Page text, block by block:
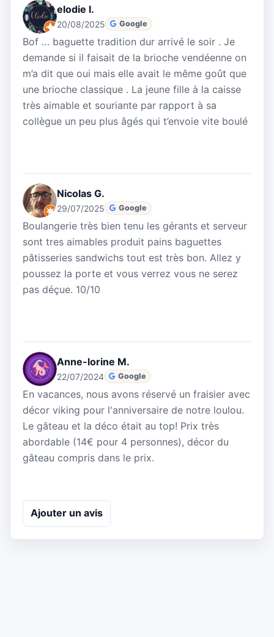
elodie l.
20/08/2025 Google
Bof … baguette tradition dur arrivé le soir . Je
demande si il faisait de la brioche vendéenne on
m’a dit que oui mais elle avait le même goût que
une brioche classique . La jeune fille à la caisse
très aimable et souriante par rapport à sa
collègue un peu plus âgés qui t’envoie vite boulé
Nicolas G.
29/07/2025 Google
Boulangerie très bien tenu les gérants et serveur
sont tres aimables produit pains baguettes
pâtisseries sandwichs tout est très bon. Allez y
poussez la porte et vous verrez vous ne serez
pas déçue. 10/10
Anne-lorine M.
22/07/2024 Google
En vacances, nous avons réservé un fraisier avec
décor viking pour l'anniversaire de notre loulou.
Le gâteau et la déco était au top! Prix très
abordable (14€ pour 4 personnes), décor du
gâteau compris dans le prix.
Ajouter un avis